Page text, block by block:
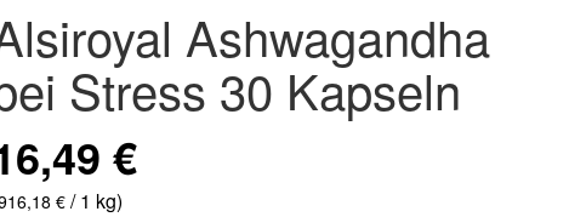
Ashwagandha
Stress 30 Kapseln
€
€/ 1 kg)